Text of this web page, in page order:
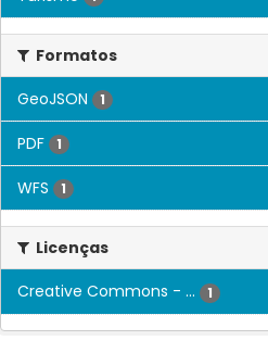
Formatos
GeoJSON
1
PDF 1
WFS 1
Licenças
Creative Commons - ...
1